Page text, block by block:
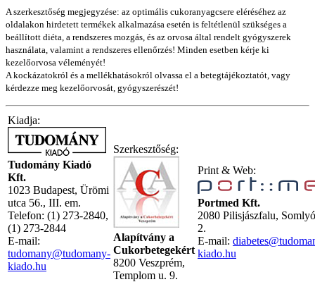
A szerkesztőség megjegyzése: az optimális cukoranyagcsere eléréséhez az
oldalakon hirdetett termékek alkalmazása esetén is feltétlenül szükséges a
beállított diéta, a rendszeres mozgás, és az orvosa által rendelt gyógyszerek
használata, valamint a rendszeres ellenőrzés! Minden esetben kérje ki
kezelőorvosa véleményét!
A kockázatokról és a mellékhatásokról olvassa el a betegtájékoztatót, vagy
kérdezze meg kezelőorvosát, gyógyszerészét!
Kiadja:
Tudomány Kiadó
Kft.
1023 Budapest, Ürömi
utca 56., III. em.
Telefon: (1) 273-2840,
(1) 273-2844
E-mail:
tudomany@tudomany-
kiado.hu
Szerkesztőség:
Alapítvány a
Cukorbetegekért
8200 Veszprém,
Templom u. 9.
Print & Web:
Portmed Kft.
2080 Pilisjászfalu,
2.
E-mail:
kiado.hu